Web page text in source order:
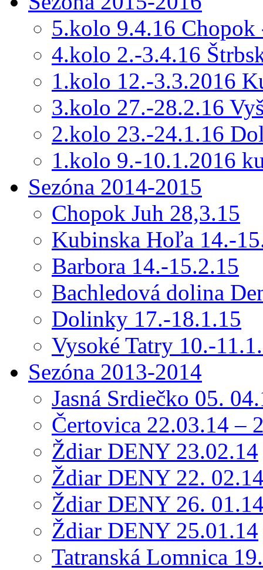
5.kolo 9.4.16 Chopok
4.kolo 2.-3.4.16
1.kolo 12.-3.3.2016
3.kolo 27.-28.2.16
2.kolo 23.-24.1.16
1.kolo 9.-10.1.2016
Sezóna 2014-2015
Chopok Juh 28,3.15
Kubinska Hoľa 14.-
Barbora 14.-15.2.15
Bachledová dolina
Dolinky 17.-18.1.15
Vysoké Tatry 10.-
Sezóna 2013-2014
Jasná Srdiečko 05.
Čertovica 22.03.14 –
Ždiar DENY 23.02.14
Ždiar DENY 22.
Ždiar DENY 26.
Ždiar DENY 25.01.14
Tatranská Lomnica